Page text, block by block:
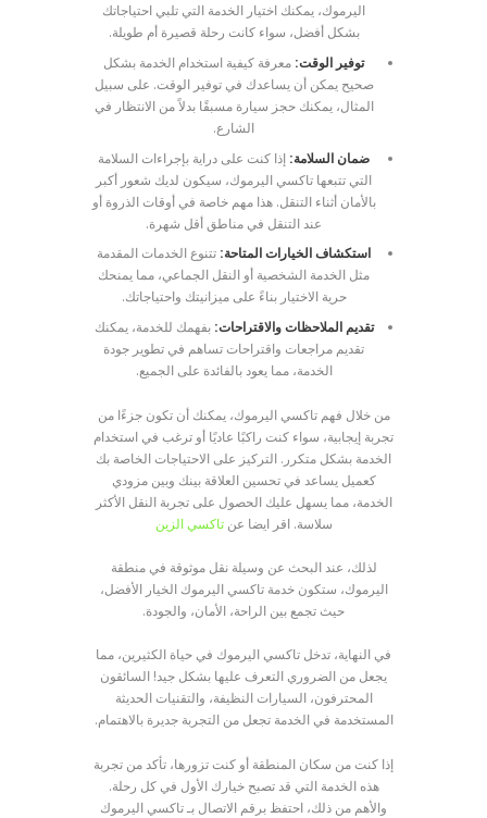
اليرموك، يمكنك اختيار الخدمة التي تلبي احتياجاتك
بشكل أفضل، سواء كانت رحلة قصيرة أم طويلة.
توفير الوقت: معرفة كيفية استخدام الخدمة بشكل
صحيح يمكن أن يساعدك في توفير الوقت. على سبيل
المثال، يمكنك حجز سيارة مسبقًا بدلاً من الانتظار في
الشارع.
ضمان السلامة: إذا كنت على دراية بإجراءات السلامة
التي تتبعها تاكسي اليرموك، سيكون لديك شعور أكبر
بالأمان أثناء التنقل. هذا مهم خاصة في أوقات الذروة أو
عند التنقل في مناطق أقل شهرة.
استكشاف الخيارات المتاحة: تتنوع الخدمات المقدمة
مثل الخدمة الشخصية أو النقل الجماعي، مما يمنحك
حرية الاختيار بناءً على ميزانيتك واحتياجاتك.
تقديم الملاحظات والاقتراحات: بفهمك للخدمة، يمكنك
تقديم مراجعات واقتراحات تساهم في تطوير جودة
الخدمة، مما يعود بالفائدة على الجميع.
من خلال فهم تاكسي اليرموك، يمكنك أن تكون جزءًا من
تجربة إيجابية، سواء كنت راكبًا عاديًا أو ترغب في استخدام
الخدمة بشكل متكرر. التركيز على الاحتياجات الخاصة بك
كعميل يساعد في تحسين العلاقة بينك وبين مزودي
الخدمة، مما يسهل عليك الحصول على تجربة النقل الأكثر
سلاسة. اقر ايضا عنتاكسي الزين
لذلك، عند البحث عن وسيلة نقل موثوقة في منطقة
اليرموك، ستكون خدمة تاكسي اليرموك الخيار الأفضل،
حيث تجمع بين الراحة، الأمان، والجودة.
في النهاية، تدخل تاكسي اليرموك في حياة الكثيرين، مما
يجعل من الضروري التعرف عليها بشكل جيد! السائقون
المحترفون، السيارات النظيفة، والتقنيات الحديثة
المستخدمة في الخدمة تجعل من التجربة جديرة بالاهتمام.
إذا كنت من سكان المنطقة أو كنت تزورها، تأكد من تجربة
هذه الخدمة التي قد تصبح خيارك الأول في كل رحلة.
والأهم من ذلك، احتفظ برقم الاتصال بـ تاكسي اليرموك